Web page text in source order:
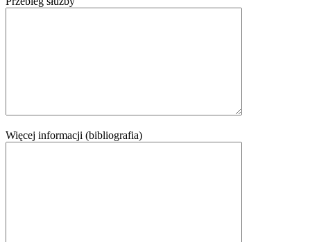
Więcej informacji (bibliografia)